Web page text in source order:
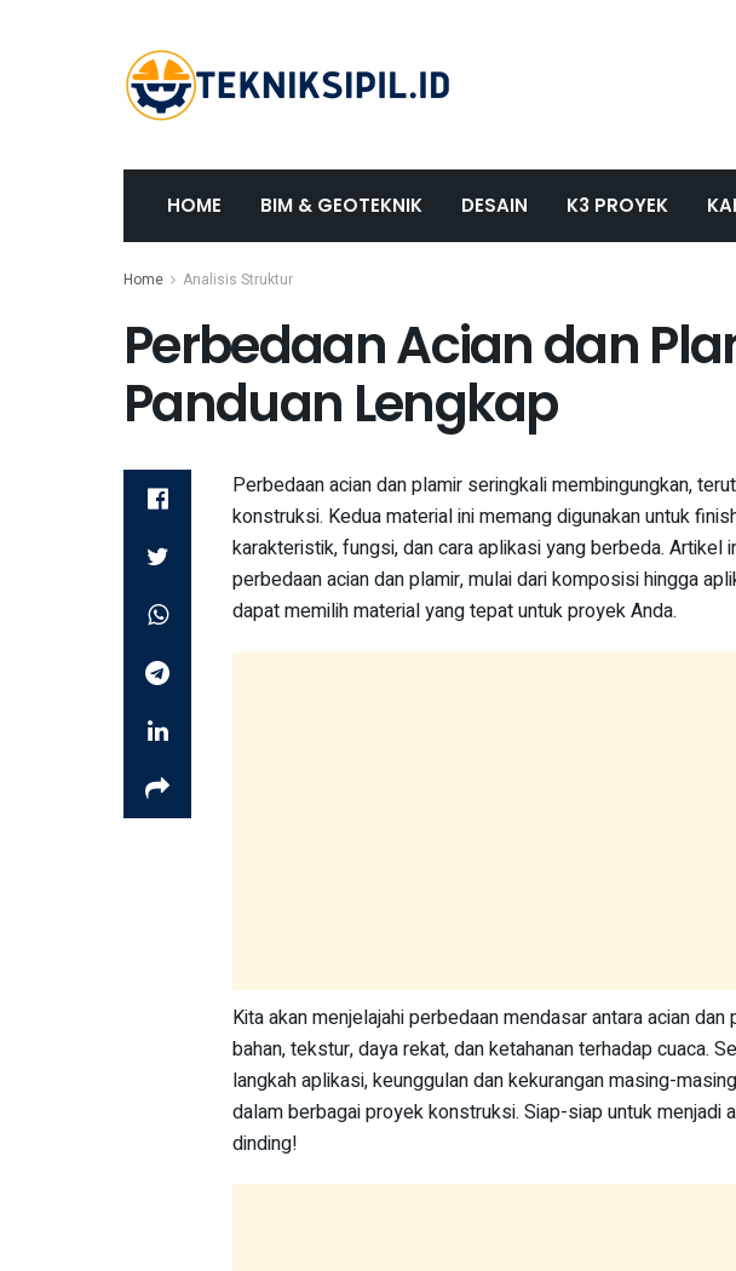
HOME BIM & GEOTEKNIK DESAIN K3 PROYEK
Home Analisis Struktur
Perbedaan Acian dan
Panduan Lengkap
Perbedaan acian dan plamir seringkali membingungkan,
konstruksi. Kedua material ini memang digunakan untuk
karakteristik, fungsi, dan cara aplikasi yang berbeda. Artikel
perbedaan acian dan plamir, mulai dari komposisi hingga
dapat memilih material yang tepat untuk proyek Anda.
Kita akan menjelajahi perbedaan mendasar antara acian
bahan, tekstur, daya rekat, dan ketahanan terhadap cuaca.
langkah aplikasi, keunggulan dan kekurangan masing-
dalam berbagai proyek konstruksi. Siap-siap untuk menjadi
dinding!